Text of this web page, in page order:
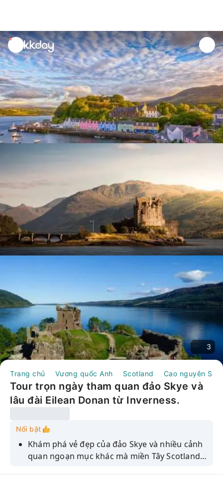
unread
notifications
3
Trang chủ Vương quốc Anh Scotland Cao nguyên
Tour trọn ngày tham quan đảo Skye và
lâu đài Eilean Donan từ Inverness.
Nổi bật
Khám phá vẻ đẹp của đảo Skye và nhiều cảnh
quan ngoạn mục khác mà miền Tây Scotland